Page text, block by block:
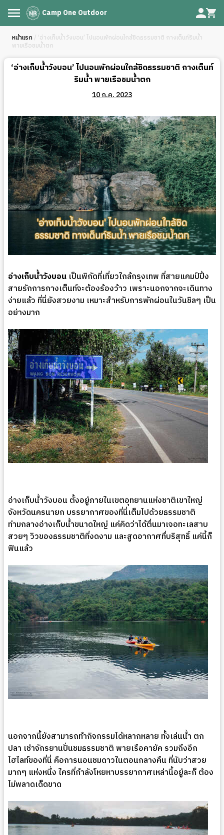
Camp One Outdoor
หน้าแรก / ‘อ่างเก็บน้ำวังบอน’ ไปนอนพักผ่อนใกล้ชิดธรรมชาติ กางเต็นท์ริมน้ำ
พายเรือชมน้ำตก
‘อ่างเก็บน้ำวังบอน’ ไปนอนพักผ่อนใกล้ชิดธรรมชาติ กางเต็นท์
ริมน้ำ พายเรือชมน้ำตก
10 ก.ค. 2023
อ่างเก็บน้ำวังบอน เป็นพิกัดที่เที่ยวใกล้กรุงเทพ ที่สายแคมป์ปิ้ง
สายรักการกางเต็นท์จะต้องร้องว้าว เพราะนอกจากจะเดินทาง
ง่ายแล้ว ที่นี่ยังสวยงาม เหมาะสำหรับการพักผ่อนในวันชิลๆ เป็น
อย่างมาก
อ่างเก็บน้ำวังบอน ตั้งอยู่ภายในเขตอุทยานแห่งชาติเขาใหญ่
จังหวัดนครนายก บรรยากาศของที่นี่เต็มไปด้วยธรรมชาติ
ท่ามกลางอ่างเก็บน้ำขนาดใหญ่ แค่คิดว่าได้ตื่นมาเจอทะเลสาบ
สวยๆ วิวของธรรมชาติที่งดงาม และสูดอากาศทื่บริสุทธิ์ แค่นี้ก็
ฟินแล้ว
นอกจากนี้ยังสามารถทำกิจกรรมได้หลากหลาย ทั้งเล่นน้ำ ตก
ปลา เช่าจักรยานปั่นชมธรรมชาติ พายเรือคายัค รวมถึงอีก
ไฮไลท์ของที่นี่ คือการนอนชมดาวในตอนกลางคืน ที่นับว่าสวย
มากๆ แห่งหนึ่ง ใครที่กำลังโหยหาบรรยากาศเหล่านี้อยู่ละก็ ต้อง
ไม่พลาดเด็ดขาด